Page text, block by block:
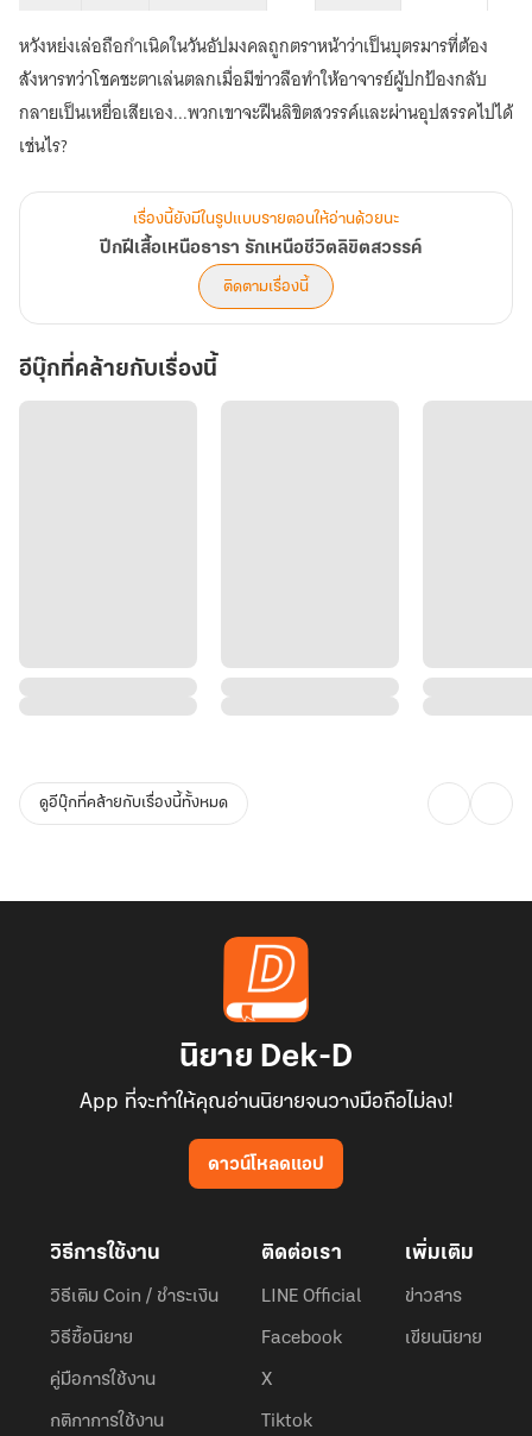
เหนือ
รัก
เหนือ
ชีวิต
ลิขิต
หวังหย่งเล่อถือกำเนิดในวันอัปมงคลถูกตราหน้าว่าเป็นบุตรมารที่ต้อง
สังหารทว่าโชคชะตาเล่นตลกเมื่อมีข่าวลือทำให้อาจารย์ผู้ปกป้องกลับ
กลายเป็นเหยื่อเสียเอง...พวกเขาจะฝืนลิขิตสวรรค์และผ่านอุปสรรคไปได้
เช่นไร?
เรื่องนี้ยังมีในรูปแบบรายตอนให้อ่านด้วยนะ
ปีกฝีเสื้อเหนือธารา รักเหนือชีวิตลิขิตสวรรค์
ติดตามเรื่องนี้
อีบุ๊กที่คล้ายกับเรื่องนี้
ดูอีบุ๊กที่คล้ายกับเรื่องนี้ทั้งหมด
นิยาย Dek-D
App ที่จะทำให้คุณอ่านนิยายจนวางมือถือไม่ลง!
ดาวน์โหลดแอป
วิธีการใช้งาน
วิธีเติม Coin / ชำระเงิน
วิธีซื้อนิยาย
คู่มือการใช้งาน
กติกาการใช้งาน
ติดต่อเรา
LINE Official
Facebook
X
Tiktok
เพิ่มเติม
ข่าวสาร
เขียนนิยาย